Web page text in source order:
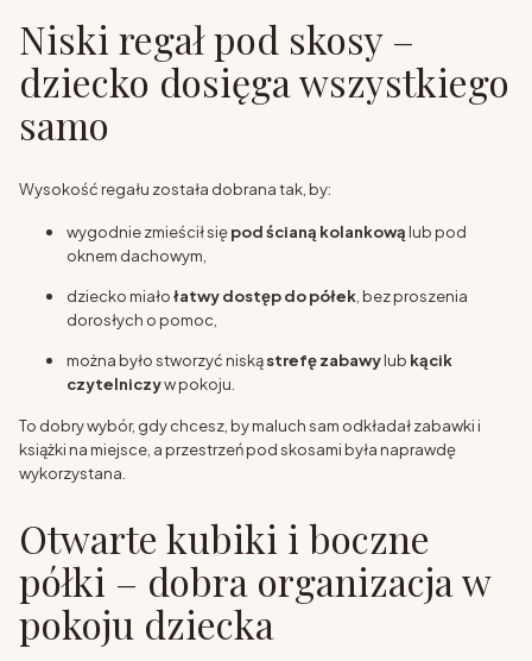
Niski regał pod skosy –
dziecko dosięga wszystkiego
samo
Wysokość regału została dobrana tak, by:
wygodnie zmieścił siępod ścianą kolankową lub pod
oknem dachowym,
dziecko miałołatwy dostęp do półek, bez proszenia
dorosłych o pomoc,
można było stworzyć niskąstrefę zabawylub kącik
czytelniczyw pokoju.
To dobry wybór, gdy chcesz, by maluch sam odkładał zabawki i
książki na miejsce, a przestrzeń pod skosami była naprawdę
wykorzystana.
Otwarte kubiki i boczne
półki – dobra organizacja w
pokoju dziecka